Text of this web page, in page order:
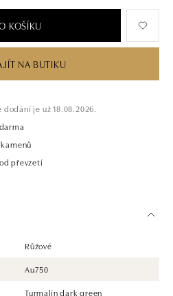
KOŠÍKU
NA BUTIKU
je už 18.08.2026.
převzetí
Růžové
Au750
Turmalín dark green